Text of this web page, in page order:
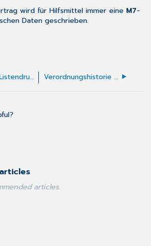
wird für Hilfsmittel immer eine M7-
Daten geschrieben.
Statistiken/Listendruck Verordnungshistorie Heilmittel - patientenübergreifend
articles.